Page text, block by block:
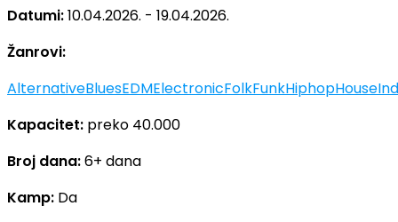
Datumi:10.04.2026. - 19.04.2026.
Žanrovi:
AlternativeBluesEDMElectronicFolkFunkHiphopHouse
Kapacitet: preko 40.000
Broj dana:6+ dana
Kamp: Da